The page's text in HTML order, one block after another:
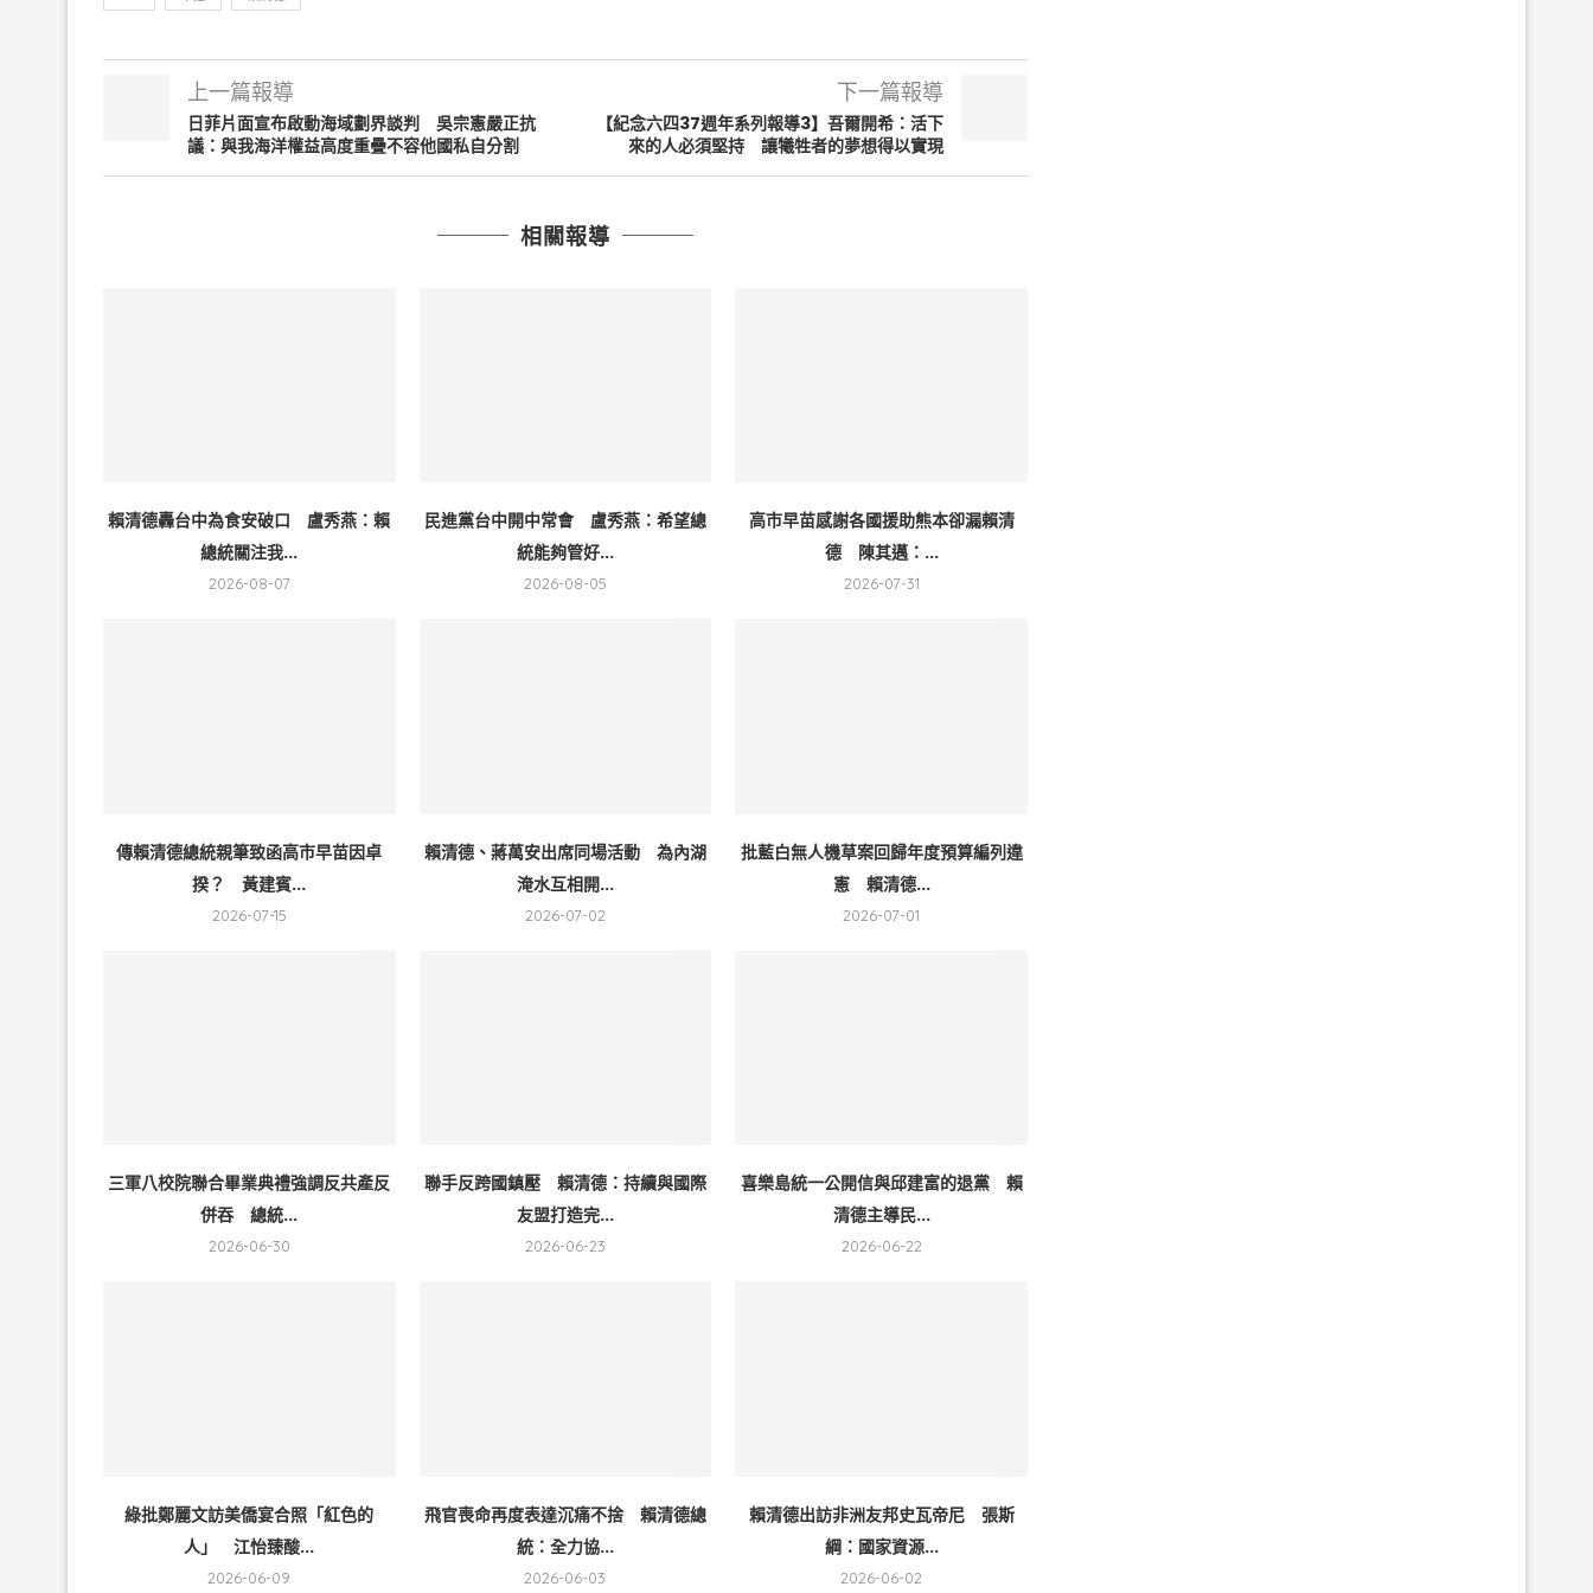
上一篇報導
日菲片面宣布啟動海域劃界談判 吳宗憲嚴正抗
議：與我海洋權益高度重疊不容他國私自分割
下一篇報導
【紀念六四37週年系列報導3】吾爾開希：活下
來的人必須堅持 讓犧牲者的夢想得以實現
相關報導
賴清德轟台中為食安破口 盧秀燕：賴
總統關注我...
2026-08-07
民進黨台中開中常會 盧秀燕：希望總
統能夠管好...
2026-08-05
高市早苗感謝各國援助熊本卻漏賴清
德 陳其邁：...
2026-07-31
傳賴清德總統親筆致函高市早苗因卓
揆？ 黃建賓...
2026-07-15
賴清德、蔣萬安出席同場活動 為內湖
淹水互相開...
2026-07-02
批藍白無人機草案回歸年度預算編列違
憲 賴清德...
2026-07-01
三軍八校院聯合畢業典禮強調反共產反
併吞 總統...
2026-06-30
聯手反跨國鎮壓 賴清德：持續與國際
友盟打造完...
2026-06-23
喜樂島統一公開信與邱建富的退黨 賴
清德主導民...
2026-06-22
綠批鄭麗文訪美僑宴合照「紅色的
人」 江怡臻酸...
2026-06-09
飛官喪命再度表達沉痛不捨 賴清德總
統：全力協...
2026-06-03
賴清德出訪非洲友邦史瓦帝尼 張斯
綱：國家資源...
2026-06-02